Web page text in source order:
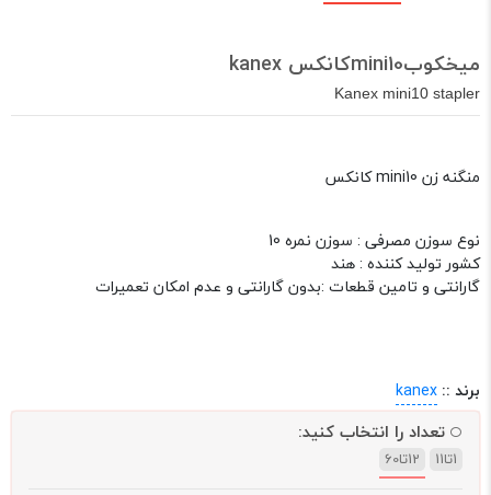
میخکوبmini10کانکس kanex
Kanex mini10 stapler
منگنه زن mini10 کانکس
نوع سوزن مصرفی : سوزن نمره 10
کشور تولید کننده : هند
گارانتی و تامین قطعات :بدون گارانتی و عدم امکان تعمیرات
برند :: kanex
تعداد را انتخاب کنید:
1تا11 12تا60